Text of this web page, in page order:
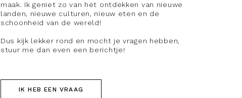
maak. Ik geniet zo van het ontdekken van nieuwe
landen, nieuwe culturen, nieuw eten en de
schoonheid van de wereld!
Dus kijk lekker rond en mocht je vragen hebben,
stuur me dan even een berichtje!
IK HEB EEN VRAAG